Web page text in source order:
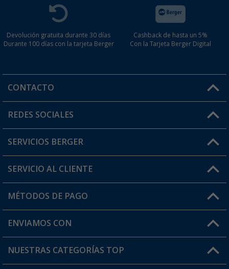
Devolución gratuita durante 30 días
Durante 100 días con la tarjeta Berger
Cashback de hasta un 5%
Con la Tarjeta Berger Digital
CONTACTO
Horario de atención al cliente:
¿Tienes alguna duda?
REDES SOCIALES
SERVICIOS BERGER
Conviértete en distribuidor
Mi cuenta
Tarjeta Berger Digital
SERVICIO AL CLIENTE
FAQ y Contacto
Información de envío
¿Dónde está mi pedido?
MÉTODOS DE PAGO
ENVIAMOS CON
NUESTRAS CATEGORÍAS TOP